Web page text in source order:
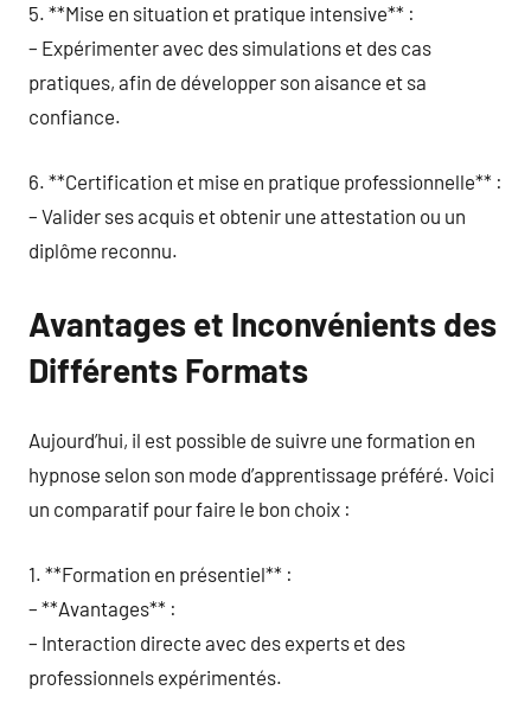
5. **Mise en situation et pratique intensive** :
– Expérimenter avec des simulations et des cas
pratiques, afin de développer son aisance et sa
confiance.
6. **Certification et mise en pratique professionnelle** :
– Valider ses acquis et obtenir une attestation ou un
diplôme reconnu.
Avantages et Inconvénients des
Différents Formats
Aujourd’hui, il est possible de suivre une formation en
hypnose selon son mode d’apprentissage préféré. Voici
un comparatif pour faire le bon choix :
1. **Formation en présentiel** :
– **Avantages** :
– Interaction directe avec des experts et des
professionnels expérimentés.